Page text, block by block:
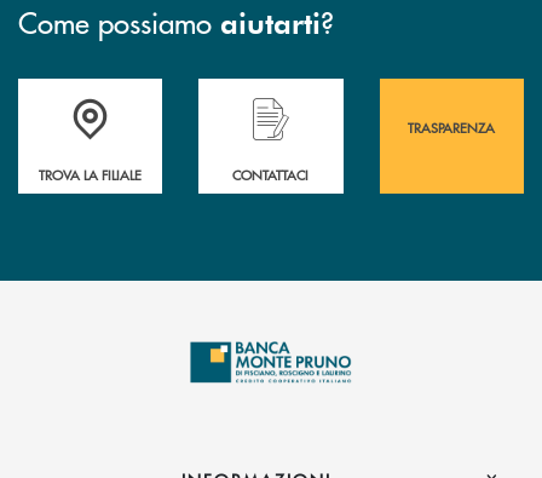
Come possiamo aiutarti?
Accedi all' elenco completo&nbsp; delle&nbsp; filiali&nbsp; di Banca
TROVA LA FILIALE
Hai bisogno di assistenza immediata?
CONTATTACI
TRASPARENZA